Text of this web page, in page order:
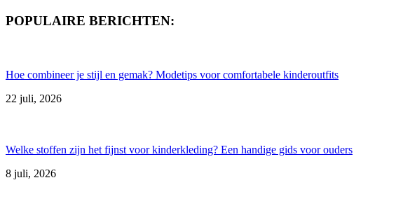
POPULAIRE BERICHTEN:
Hoe combineer je stijl en gemak? Modetips voor comfortabele kinderoutfits
22 juli, 2026
Welke stoffen zijn het fijnst voor kinderkleding? Een handige gids voor ouders
8 juli, 2026